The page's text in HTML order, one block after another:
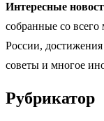
Интересные
собранные со
России,
советы и многое
Рубрикатор